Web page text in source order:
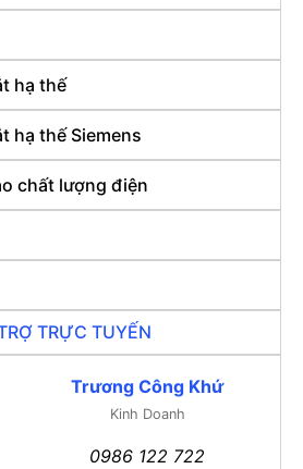
hạ thế
hạ thế Siemens
chất lượng điện
TRỰC TUYẾN
Trương Công Khứ
Kinh Doanh
0986 122 722